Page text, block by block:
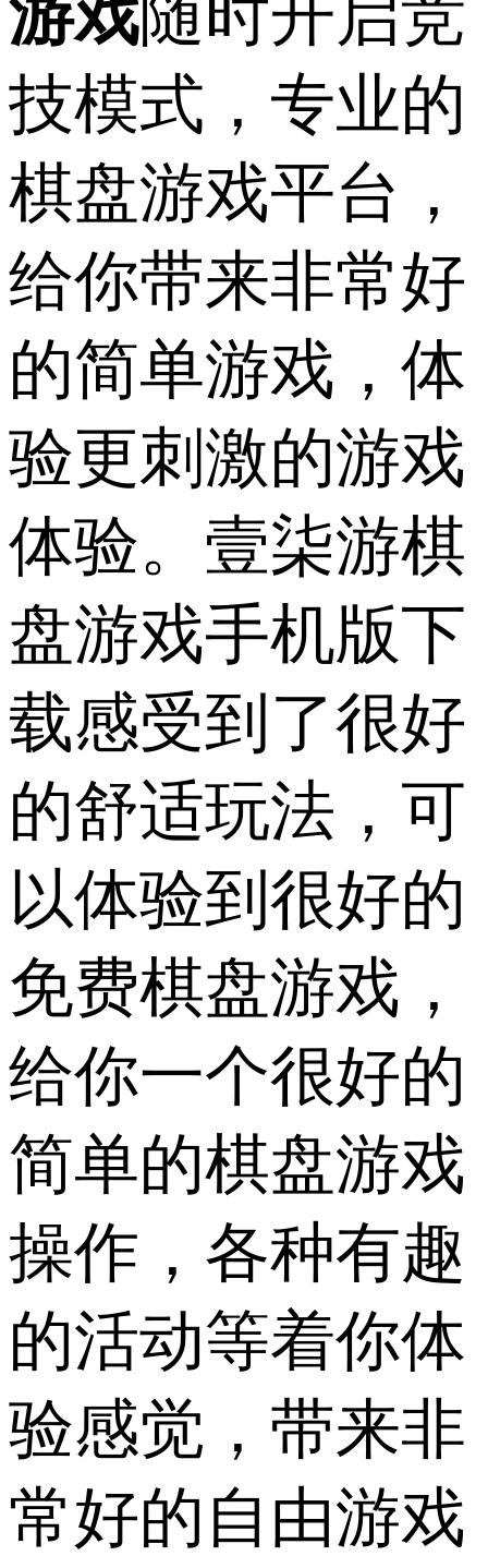
游戏随时开启竞
技模式，专业的
棋盘游戏平台，
给你带来非常好
的简单游戏，体
验更刺激的游戏
体验。壹柒游棋
盘游戏手机版下
载感受到了很好
的舒适玩法，可
以体验到很好的
免费棋盘游戏，
给你一个很好的
简单的棋盘游戏
操作，各种有趣
的活动等着你体
验感觉，带来非
常好的自由游戏